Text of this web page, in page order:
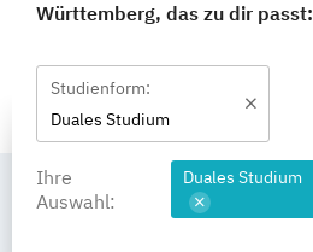
Württemberg, das zu dir passt:
Studienform:
Duales Studium
Ihre
Auswahl:
Duales Studium